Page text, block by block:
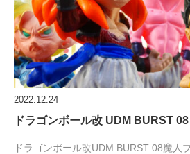
2022.12.24
ドラゴンボール改 UDM BURST 08
ドラゴンボール改UDM BURST 08魔人